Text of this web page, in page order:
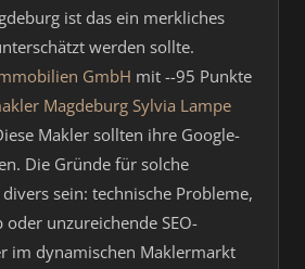
ist das ein merkliches
werden sollte.
GmbH mit --95 Punkte
Magdeburg Sylvia Lampe
Makler sollten ihre Google-
Die Gründe für solche
sein: technische Probleme,
unzureichende SEO-
im dynamischen Maklermarkt